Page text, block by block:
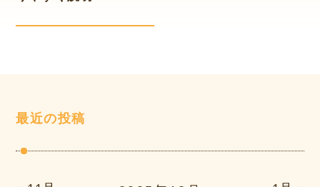
最近の投稿